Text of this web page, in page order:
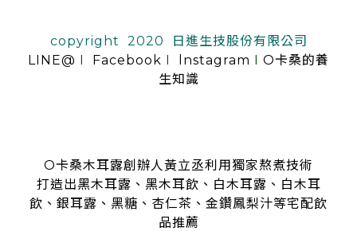
copyright 2020 日進生技股份有限公司
LINE@ I Facebook I lnstagram I O卡桑的養
生知識
O卡桑木耳露創辦人黃立丞利用獨家熬煮技術
打造出黑木耳露、黑木耳飲、白木耳露、白木耳
飲、銀耳露、黑糖、杏仁茶、金鑽鳳梨汁等宅配飲
品推薦